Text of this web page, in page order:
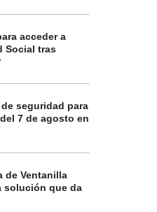
acceder a
Social tras
seguridad para
7 de agosto en
de Ventanilla
solución que da